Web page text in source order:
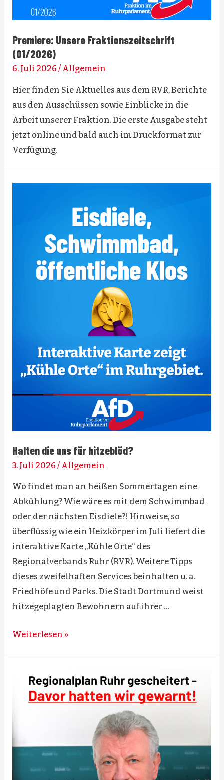
Premiere: Unsere Fraktionszeitschrift
(01/2026)
6. Juli 2026 / Allgemein
Hier finden Sie Aktuelles aus dem RVR, Berichte
aus den Ausschüssen sowie Einblicke in die
Arbeit unserer Fraktion. Die erste Ausgabe steht
jetzt online und bald auch im Druckformat zur
Verfügung.
Halten die uns für hitzeblöd?
3. Juli 2026 / Allgemein
Wo findet man an heißen Sommertagen eine
Abkühlung? Wie wäre es mit dem Schwimmbad
oder der nächsten Eisdiele?! Hinweise, so
überflüssig wie ein Heizkörper im Juli liefert die
interaktive Karte „Kühle Orte“ des
Regionalverbands Ruhr (RVR). Weitere Tipps
dieses zweifelhaften Services beinhalten u. a.
Friedhöfe und Parks. Die Stadt Dortmund weist
hitzegeplagten Bewohnern auf ihrer …
Halten
hitzeblöd?
Weiterlesen »